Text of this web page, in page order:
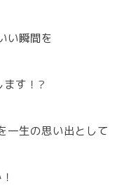
い瞬間を
ます！?
一生の思い出として